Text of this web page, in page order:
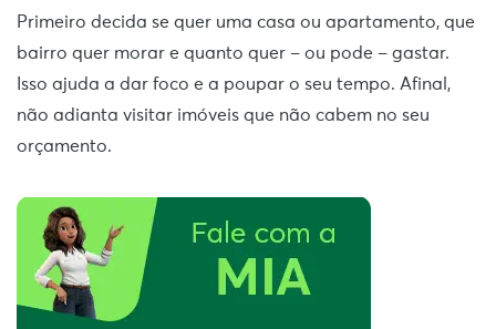
Primeiro decida se quer uma casa ou apartamento, que
bairro quer morar e quanto quer – ou pode – gastar.
Isso ajuda a dar foco e a poupar o seu tempo. Afinal,
não adianta visitar imóveis que não cabem no seu
orçamento.